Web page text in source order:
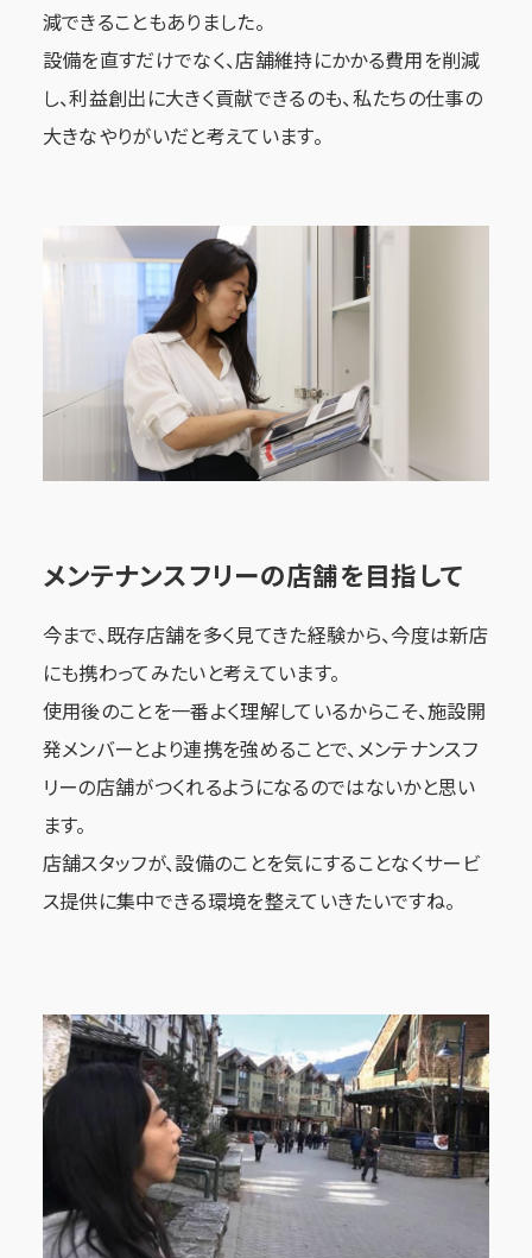
減できることもありました。
設備を直すだけでなく、店舗維持にかかる費用を削減
し、利益創出に大きく貢献できるのも、私たちの仕事の
大きなやりがいだと考えています。
メンテナンスフリーの店舗を目指して
今まで、既存店舗を多く見てきた経験から、今度は新店
にも携わってみたいと考えています。
使用後のことを一番よく理解しているからこそ、施設開
発メンバーとより連携を強めることで、メンテナンスフ
リーの店舗がつくれるようになるのではないかと思い
ます。
店舗スタッフが、設備のことを気にすることなくサービ
ス提供に集中できる環境を整えていきたいですね。